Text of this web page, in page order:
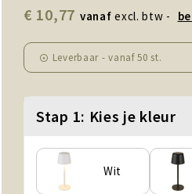
€ 10,77 vanaf excl. btw -
Leverbaar -vanaf50 st.
Stap 1: Kies je kleur
Wit